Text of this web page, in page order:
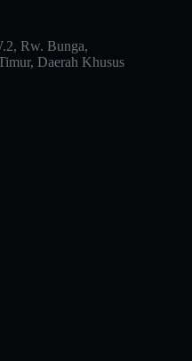
Rw. Bunga,
Daerah Khusus